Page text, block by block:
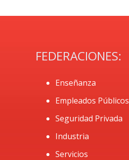
FEDERACIONES:
Enseñanza
Empleados Públicos
Seguridad Privada
Industria
Servicios